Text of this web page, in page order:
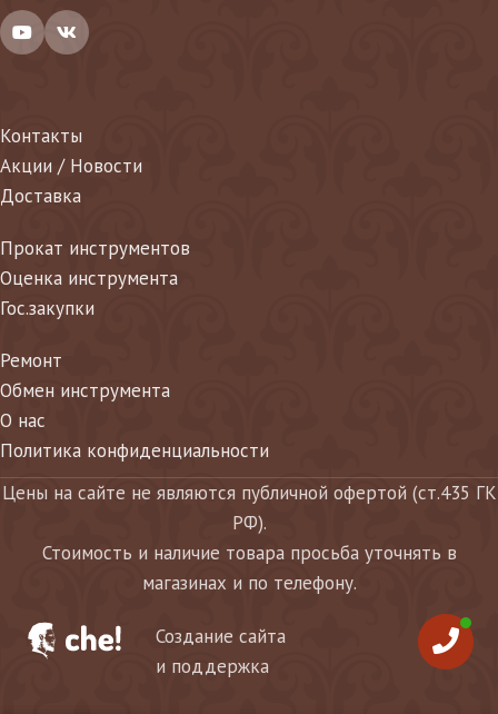
Контакты
Акции / Новости
Доставка
Прокат инструментов
Оценка инструмента
Гос.закупки
Ремонт
Обмен инструмента
О нас
Политика конфиденциальности
Цены на сайте не являются публичной офертой (ст.435 ГК
РФ).
Стоимость и наличие товара просьба уточнять в
магазинах и по телефону.
Создание сайта
и поддержка